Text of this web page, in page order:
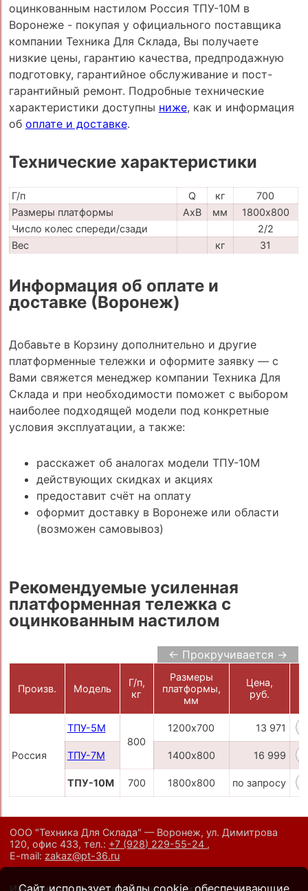
оцинкованным настилом Россия ТПУ-10М в
Воронеже - покупая у официального поставщика
компании Техника Для Склада, Вы получаете
низкие цены, гарантию качества, предпродажную
подготовку, гарантийное обслуживание и пост-
гарантийный ремонт. Подробные технические
характеристики доступны ниже, как и информация
об оплате и доставке.
Технические характеристики
Г/п Q кг
700
Размеры платформы
AxB мм
1800х800
Число колес спереди/сзади
2/2
Вес
кг 31
Информация об оплате и
доставке (Воронеж)
Добавьте в Корзину дополнительно и другие
платформенные тележки и оформите заявку — с
Вами свяжется менеджер компании Техника Для
Склада и при необходимости поможет с выбором
наиболее подходящей модели под конкретные
условия эксплуатации, а также:
расскажет об аналогах модели ТПУ-10М
действующих скидках и акциях
предоставит счёт на оплату
оформит доставку в Воронеже или области
(возможен самовывоз)
Рекомендуемые усиленная
платформенная тележка с
оцинкованным настилом
← Прокручивается →
Произв. Модель
Г/п,
кг
Размеры
платформы,
мм
Цена,
руб.
Россия
ТПУ-5М
800
1200х700 13 971
ТПУ-7М 1400х800 16 999
ТПУ-10М 700 1800х800 по запросу
ООО "Техника Для Склада" — Воронеж, ул. Димитрова
120, офис 433,тел.: +7 (928) 229-55-24 ,
E-mail: zakaz@pt-36.ru
Сайт использует файлы cookie, обеспечивающие